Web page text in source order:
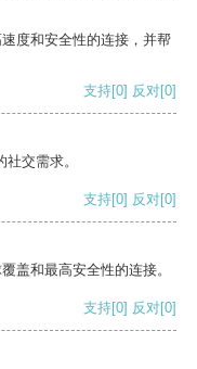
度和安全性的连接，并帮
支持[0] 反对[0]
交需求。
支持[0] 反对[0]
盖和最高安全性的连接。
支持[0] 反对[0]